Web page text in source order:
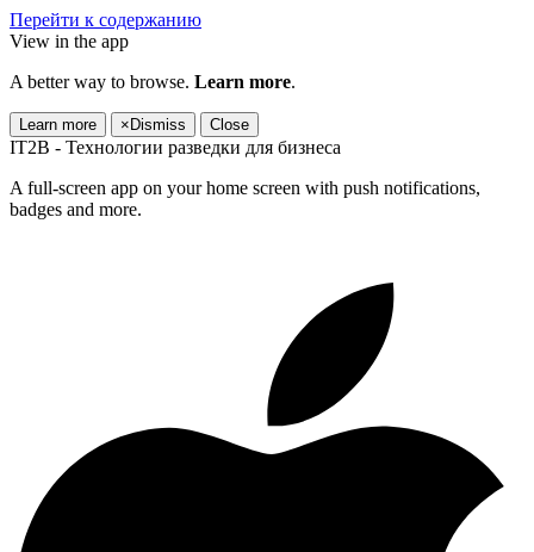
Перейти к содержанию
View in the app
A better way to browse. Learn more.
Learn more × Dismiss Close
IT2B - Технологии разведки для бизнеса
A full-screen app on your home screen with push notifications,
badges and more.